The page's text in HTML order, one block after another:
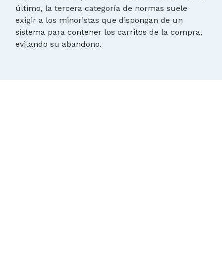
último, la tercera categoría de normas suele
exigir a los minoristas que dispongan de un
sistema para contener los carritos de la compra,
evitando su abandono.